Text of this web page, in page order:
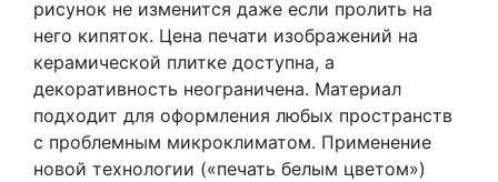
рисунок не изменится даже если пролить на
него кипяток. Цена печати изображений на
керамической плитке доступна, а
декоративность неограничена. Материал
подходит для оформления любых пространств
с проблемным микроклиматом. Применение
новой технологии («печать белым цветом»)